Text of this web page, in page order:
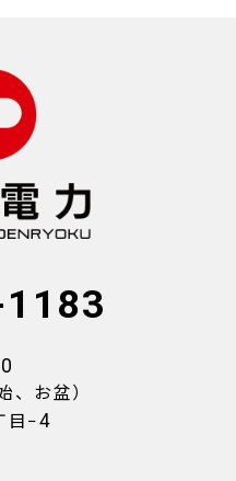
、お盆）
目−4